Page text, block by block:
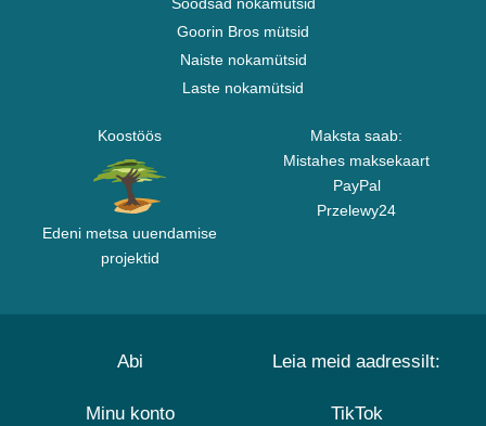
Soodsad nokamütsid
Goorin Bros mütsid
Naiste nokamütsid
Laste nokamütsid
Koostöös
Edeni metsa uuendamise
projektid
Maksta saab:
Mistahes maksekaart
PayPal
Przelewy24
Abi
Minu konto
Leia meid aadressilt:
TikTok